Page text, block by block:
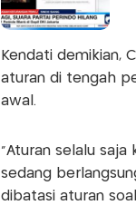
Kendati demikian,
aturan di tengah
awal.
"Aturan selalu
sedang
dibatasi aturan